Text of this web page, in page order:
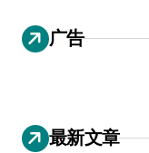
广告
最新文章